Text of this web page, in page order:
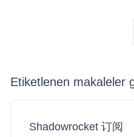
Etiketlenen makaleler
Shadowrocket 订阅